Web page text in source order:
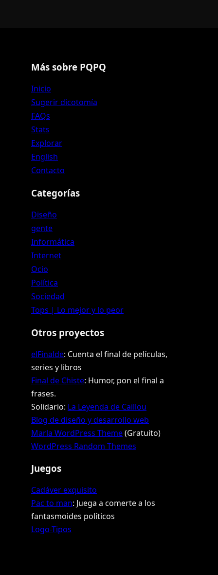
Más sobre PQPQ
Inicio
Sugerir dicotomía
FAQs
Stats
Explorar
English
Contacto
Categorías
Diseño
gente
Informática
Internet
Ocio
Política
Sociedad
Tops | Lo mejor y lo peor
Otros proyectos
elFinalde: Cuenta el final de películas,
series y libros
Final de Chiste: Humor, pon el final a
frases.
Solidario: La Leyenda de Caillou
Blog de diseño y desarrollo web
Marla WordPress Theme(Gratuito)
WordPress Random Themes
Juegos
Cadáver exquisito
Pac to man: Juega a comerte a los
fantasmoides políticos
Logo-Tipos